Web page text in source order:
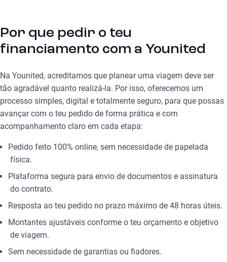
Por que pedir o teu
financiamento com a Younited
Na Younited, acreditamos que planear uma viagem deve ser
tão agradável quanto realizá-la. Por isso, oferecemos um
processo simples, digital e totalmente seguro, para que possas
avançar com o teu pedido de forma prática e com
acompanhamento claro em cada etapa:
Pedido feito 100% online, sem necessidade de papelada
física.
Plataforma segura para envio de documentos e assinatura
do contrato.
Resposta ao teu pedido no prazo máximo de 48 horas úteis.
Montantes ajustáveis conforme o teu orçamento e objetivo
de viagem.
Sem necessidade de garantias ou fiadores.